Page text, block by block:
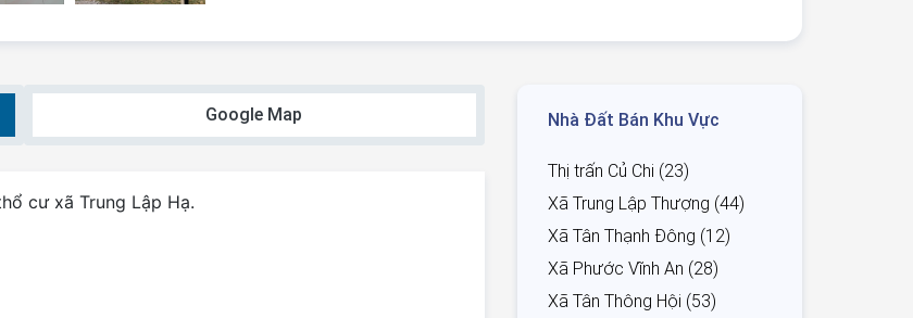
Google Map
cư xã Trung Lập Hạ.
Nhà Đất Bán Khu Vực
Thị trấn Củ Chi (23)
Xã Trung Lập Thượng (44)
Xã Tân Thạnh Đông (12)
Xã Phước Vĩnh An (28)
Xã Tân Thông Hội (53)